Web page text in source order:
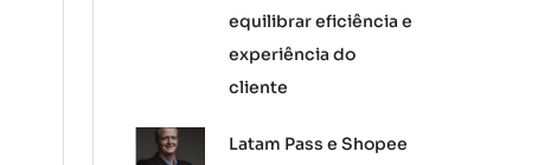
equilibrar eficiência e
experiência do
cliente
Latam Pass e Shopee